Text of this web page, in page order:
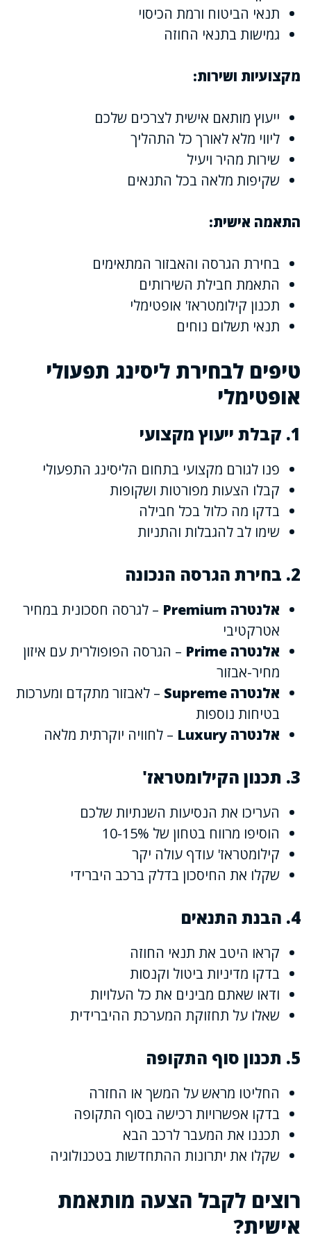
תנאי הביטוח ורמת הכיסוי
גמישות בתנאי החוזה
מקצועיות ושירות:
ייעוץ מותאם אישית לצרכים שלכם
ליווי מלא לאורך כל התהליך
שירות מהיר ויעיל
שקיפות מלאה בכל התנאים
התאמה אישית:
בחירת הגרסה והאבזור המתאימים
התאמת חבילת השירותים
תכנון קילומטראז' אופטימלי
תנאי תשלום נוחים
טיפים לבחירת ליסינג תפעולי
אופטימלי
1. קבלת ייעוץ מקצועי
פנו לגורם מקצועי בתחום הליסינג התפעולי
קבלו הצעות מפורטות ושקופות
בדקו מה כלול בכל חבילה
שימו לב להגבלות והתניות
2. בחירת הגרסה הנכונה
אלנטרה Premium
– לגרסה חסכונית במחיר
אטרקטיבי
אלנטרה Prime
– הגרסה הפופולרית עם איזון
מחיר-אבזור
אלנטרה Supreme
– לאבזור מתקדם ומערכות
בטיחות נוספות
אלנטרה Luxury
– לחוויה יוקרתית מלאה
3. תכנון הקילומטראז'
העריכו את הנסיעות השנתיות שלכם
הוסיפו מרווח בטחון של 10-15%
קילומטראז' עודף עולה יקר
שקלו את החיסכון בדלק ברכב היברידי
4. הבנת התנאים
קראו היטב את תנאי החוזה
בדקו מדיניות ביטול וקנסות
ודאו שאתם מבינים את כל העלויות
שאלו על תחזוקת המערכת ההיברידית
5. תכנון סוף התקופה
החליטו מראש על המשך או החזרה
בדקו אפשרויות רכישה בסוף התקופה
תכננו את המעבר לרכב הבא
שקלו את יתרונות ההתחדשות בטכנולוגיה
רוצים לקבל הצעה מותאמת
אישית?